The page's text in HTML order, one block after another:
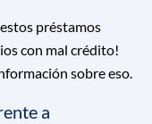
estos préstamos
con mal crédito!
sobre eso.
a